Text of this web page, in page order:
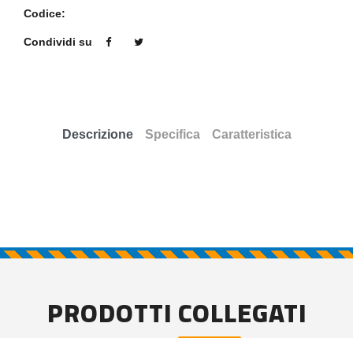
Codice:
Condividi su
Descrizione Specifica Caratteristica
PRODOTTI COLLEGATI